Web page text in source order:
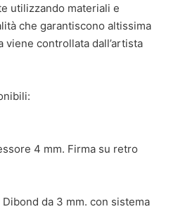
utilizzando materiali e
che garantiscono altissima
viene controllata dall’artista
4 mm. Firma su retro
da 3 mm. con sistema